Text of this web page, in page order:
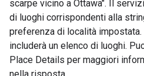
scarpe vicino a Ottawa". Il
di luoghi corrispondenti alla
preferenza di località
includerà un elenco di luoghi.
Place Details per maggiori